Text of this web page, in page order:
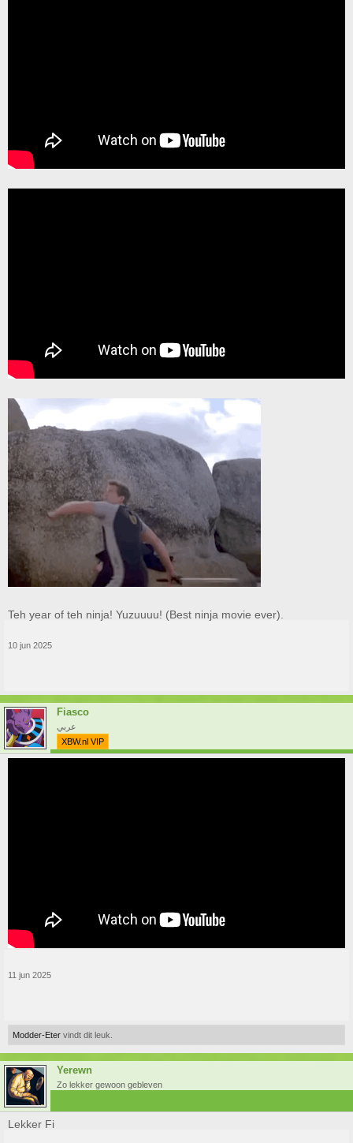
Teh year of teh ninja! Yuzuuuu! (Best ninja movie ever).
10 jun 2025
Fiasco
عربي
XBW.nl VIP
11 jun 2025
Modder-Eter vindt dit leuk.
Yerewn
Zo lekker gewoon gebleven
Lekker Fi